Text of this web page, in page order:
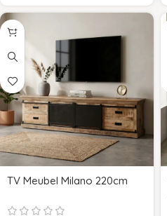
TV Meubel Milano 220cm